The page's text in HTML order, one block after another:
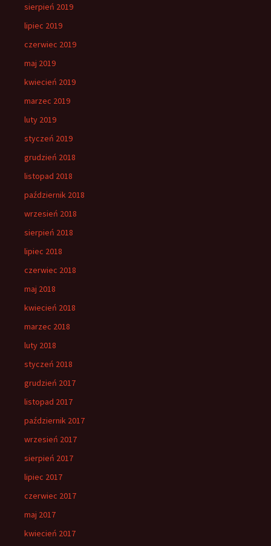
sierpień 2019
lipiec 2019
czerwiec 2019
maj 2019
kwiecień 2019
marzec 2019
luty 2019
styczeń 2019
grudzień 2018
listopad 2018
październik 2018
wrzesień 2018
sierpień 2018
lipiec 2018
czerwiec 2018
maj 2018
kwiecień 2018
marzec 2018
luty 2018
styczeń 2018
grudzień 2017
listopad 2017
październik 2017
wrzesień 2017
sierpień 2017
lipiec 2017
czerwiec 2017
maj 2017
kwiecień 2017